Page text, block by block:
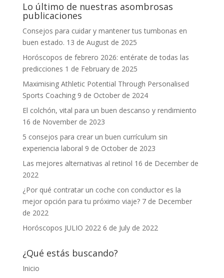
Lo último de nuestras asombrosas
publicaciones
Consejos para cuidar y mantener tus tumbonas en
buen estado. 13 de August de 2025
Horóscopos de febrero 2026: entérate de todas las
predicciones 1 de February de 2025
Maximising Athletic Potential Through Personalised
Sports Coaching 9 de October de 2024
El colchón, vital para un buen descanso y rendimiento
16 de November de 2023
5 consejos para crear un buen currículum sin
experiencia laboral 9 de October de 2023
Las mejores alternativas al retinol 16 de December de
2022
¿Por qué contratar un coche con conductor es la
mejor opción para tu próximo viaje? 7 de December
de 2022
Horóscopos JULIO 2022 6 de July de 2022
¿Qué estás buscando?
Inicio